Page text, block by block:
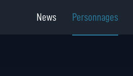
News Personnages